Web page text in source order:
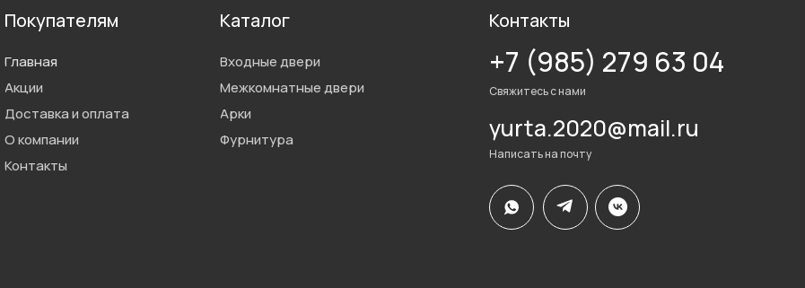
Контакты
О компании
Доставка и оплата
Акции
Фурнитура
Арки
Межкомнатные двери
Написать на почту
Свяжитесь с нами
Входные двери
Главная
yurta.2020@mail.ru
+7 (985) 279 63 04
Контакты
Каталог
Покупателям